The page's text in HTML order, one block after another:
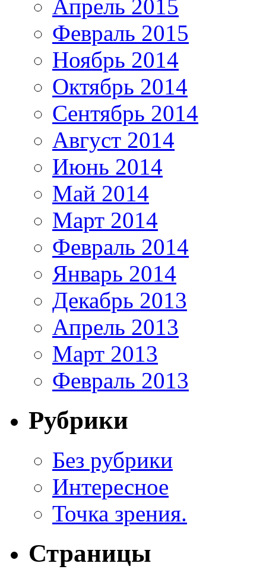
Апрель 2015
Февраль 2015
Ноябрь 2014
Октябрь 2014
Сентябрь 2014
Август 2014
Июнь 2014
Май 2014
Март 2014
Февраль 2014
Январь 2014
Декабрь 2013
Апрель 2013
Март 2013
Февраль 2013
Рубрики
Без рубрики
Интересное
Точка зрения.
Страницы